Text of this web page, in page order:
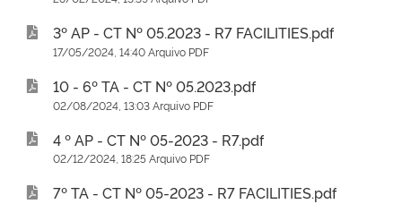
3º AP - CT Nº 05.2023 - R7 FACILITIES.pdf
17/05/2024, 14:40 Arquivo PDF
10 - 6º TA - CT Nº 05.2023.pdf
02/08/2024, 13:03 Arquivo PDF
4 º AP - CT Nº 05-2023 - R7.pdf
02/12/2024, 18:25 Arquivo PDF
7º TA - CT Nº 05-2023 - R7 FACILITIES.pdf